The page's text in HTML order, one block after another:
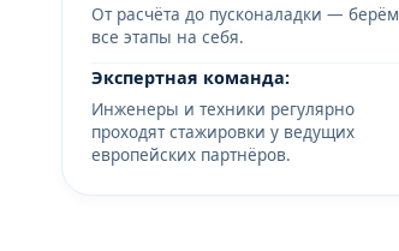
От расчёта до пусконаладки — берём
все этапы на себя.
Экспертная команда:
Инженеры и техники регулярно
проходят стажировки у ведущих
европейских партнёров.